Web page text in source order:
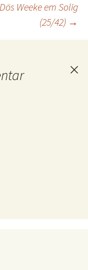
Weeke em Solig
(25/42) →